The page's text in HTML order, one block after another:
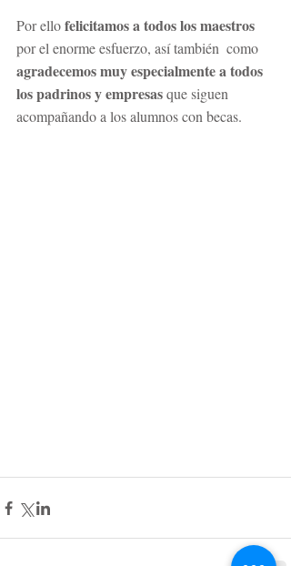
Por ello felicitamos a todos los maestros
por el enorme esfuerzo, así también  como
agradecemos muy especialmente a todos
los padrinos y empresas que siguen
acompañando a los alumnos con becas.